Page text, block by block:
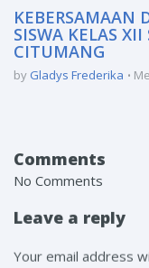
KEBERSAMAAN
SISWA KELAS
CITUMANG
by Gladys Frederika
Comments
No Comments
Leave a reply
Your email address